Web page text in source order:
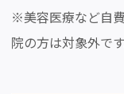
※美容医療など自
院の方は対象外です